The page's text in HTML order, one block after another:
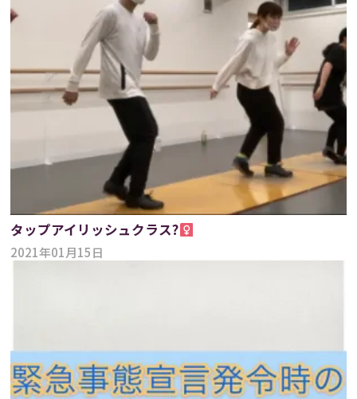
タップアイリッシュクラス?‍
2021年01月15日